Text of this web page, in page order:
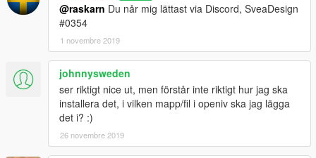
@raskarn Du når mig lättast via Discord, SveaDesign
#0354
1 novembre 2019
johnnysweden
ser riktigt nice ut, men förstår inte riktigt hur jag ska
installera det, i vilken mapp/fil i openiv ska jag lägga
det i? :)
26 novembre 2019